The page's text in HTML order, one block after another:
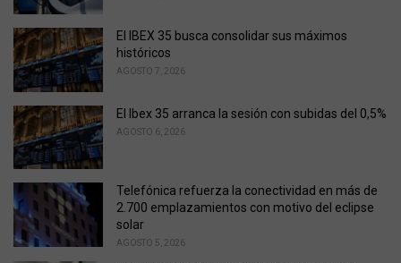
:
El IBEX 35 busca consolidar sus máximos
históricos
AGOSTO 7, 2026
El Ibex 35 arranca la sesión con subidas del 0,5%
AGOSTO 6, 2026
Telefónica refuerza la conectividad en más de
2.700 emplazamientos con motivo del eclipse
solar
AGOSTO 5, 2026